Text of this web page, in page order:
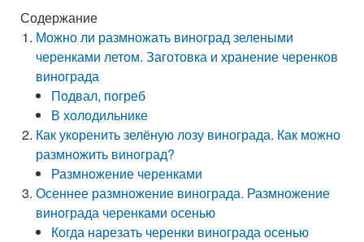
Содержание
Можно ли размножать виноград зелеными
черенками летом. Заготовка и хранение черенков
винограда
Подвал, погреб
В холодильнике
Как укоренить зелёную лозу винограда. Как можно
размножить виноград?
Размножение черенками
Осеннее размножение винограда. Размножение
винограда черенками осенью
Когда нарезать черенки винограда осенью